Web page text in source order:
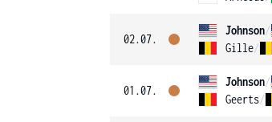
02.07.
Johnson/
Gille/
01.07.
Johnson/
Geerts/